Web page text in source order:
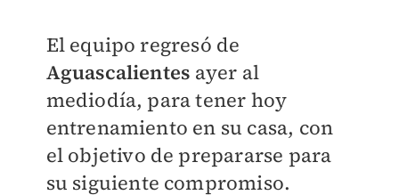
El equipo regresó de
Aguascalientes ayer al
mediodía, para tener hoy
entrenamiento en su casa, con
el objetivo de prepararse para
su siguiente compromiso.